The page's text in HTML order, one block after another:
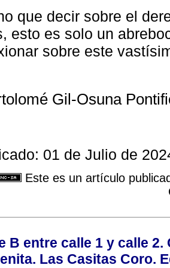
que decir sobre el
esto es solo un
sobre este
Gil-Osuna
01 de Julio de
Este es un artículo
B entre calle 1 y calle
Las Casitas Coro.